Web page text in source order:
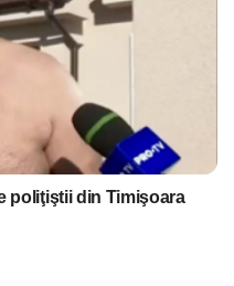
poliţiştii din Timişoara